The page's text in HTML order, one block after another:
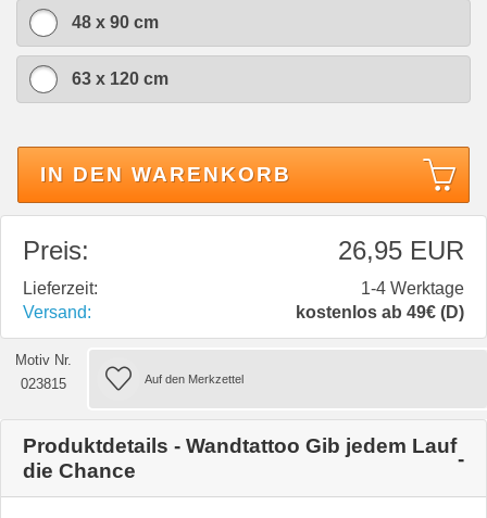
48 x 90 cm
63 x 120 cm
IN DEN WARENKORB
Preis: 26,95 EUR
Lieferzeit:
1-4 Werktage
Versand:
kostenlos ab 49€ (D)
Motiv Nr.
023815
Produktdetails - Wandtattoo Gib jedem Lauf
die Chance